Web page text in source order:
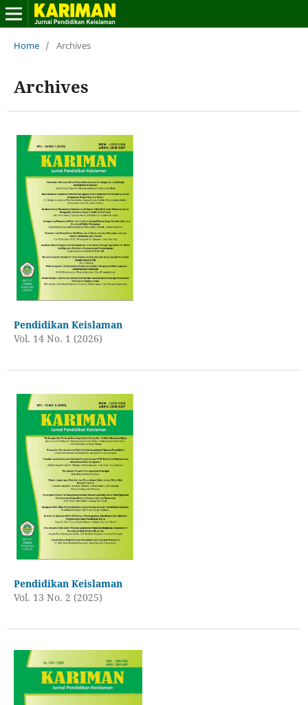
Home / Archives
Archives
Pendidikan Keislaman
Vol. 14 No. 1 (2026)
Pendidikan Keislaman
Vol. 13 No. 2 (2025)